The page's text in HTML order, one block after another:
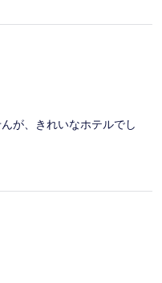
が、きれいなホテルでし